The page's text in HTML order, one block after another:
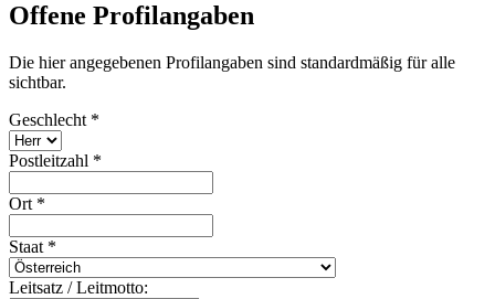
Offene Profilangaben
Die hier angegebenen Profilangaben sind standardmäßig für alle
sichtbar.
Geschlecht *
Postleitzahl *
Ort *
Staat *
Leitsatz / Leitmotto: